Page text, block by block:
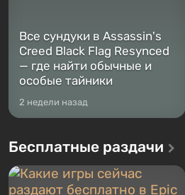
Все сундуки в Assassin's
Creed Black Flag Resynced
— где найти обычные и
особые тайники
2 недели назад
Бесплатные раздачи